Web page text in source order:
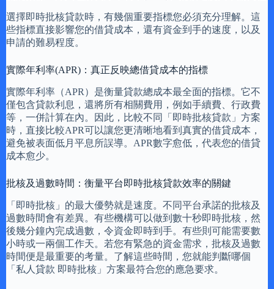
選擇即時批核貸款時，有幾個重要指標您必須充分理解。這
些指標直接影響您的借貸成本，還有資金到手的速度，以及
申請的難易程度。
實際年利率(APR)：真正反映總借貸成本的指標
實際年利率（APR）是衡量貸款總成本最全面的指標。它不
僅包含貸款利息，還將所有相關費用，例如手續費、行政費
等，一併計算在內。因此，比較不同「即時批核貸款」方案
時，直接比較APR可以讓您更清晰地看到真實的借貸成本，
避免被表面低月平息所誤導。APR數字愈低，代表您的借貸
成本愈少。
批核及過數時間：衡量平台即時批核貸款效率的關鍵
「即時批核」的最大優勢就是速度。不同平台承諾的批核及
過數時間會有差異。有些機構可以做到數十秒即時批核，然
後幾分鐘內完成過數，令資金即時到手。有些則可能需要數
小時或一兩個工作天。若您有緊急的資金需求，批核及過數
時間便是最重要的考量。了解這些時間，您就能判斷哪個
「私人貸款 即時批核」方案最符合您的應急要求。